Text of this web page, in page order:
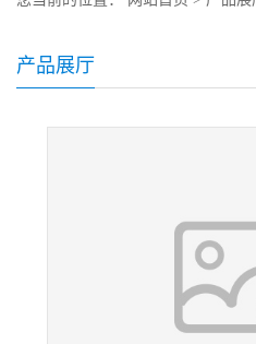
产品展厅